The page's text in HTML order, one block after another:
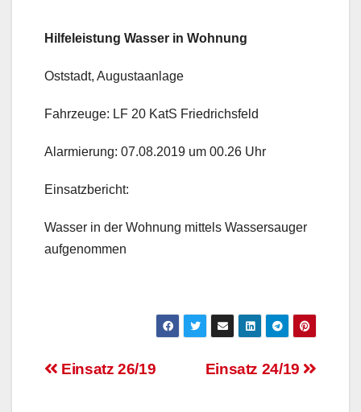
Hilfeleistung Wasser in Wohnung
Oststadt, Augustaanlage
Fahrzeuge: LF 20 KatS Friedrichsfeld
Alarmierung: 07.08.2019 um 00.26 Uhr
Einsatzbericht:
Wasser in der Wohnung mittels Wassersauger
aufgenommen
Beitragsnavigation
Einsatz 24/19
Einsatz 26/19